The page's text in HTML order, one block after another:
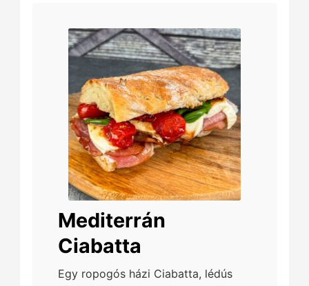
Mediterrán
Ciabatta
Egy ropogós házi Ciabatta, lédús